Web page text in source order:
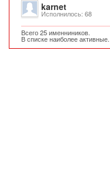
karnet
Исполнилось: 68
Всего 25 именниников.
В списке наиболее активные.